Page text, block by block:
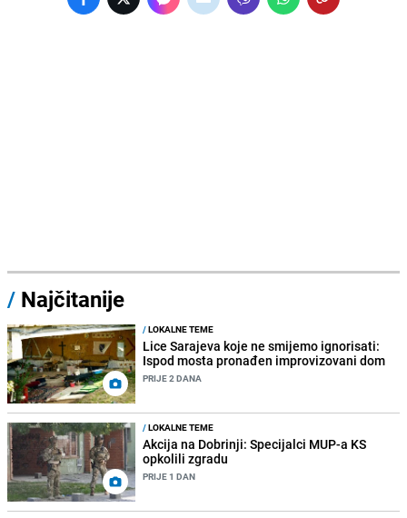
/ Najčitanije
/LOKALNE TEME
Lice Sarajeva koje ne smijemo ignorisati:
Ispod mosta pronađen improvizovani dom
PRIJE 2 DANA
/LOKALNE TEME
Akcija na Dobrinji: Specijalci MUP-a KS
opkolili zgradu
PRIJE 1 DAN